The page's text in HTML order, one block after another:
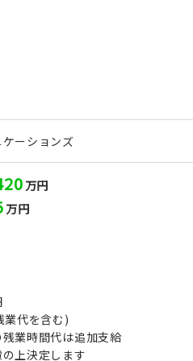
ーションズ
万円
万円
業代を含む)
業時間代は追加支給
上決定します